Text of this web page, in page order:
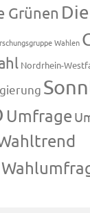
Grünen
Wahlen
Nordrhein-
Umfrage